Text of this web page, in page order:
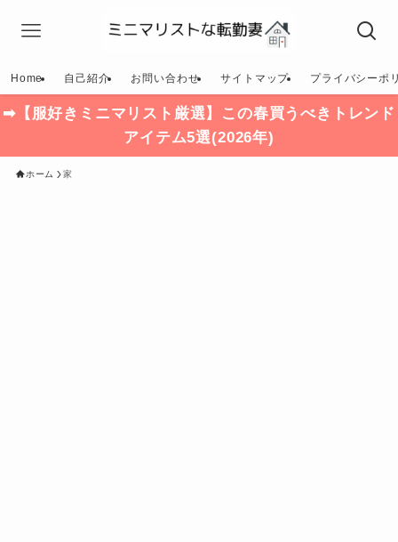
Home 自己紹介 お問い合わせ サイトマップ プライバシーポ
➡【服好きミニマリスト厳選】この春買うべきトレンド
アイテム5選(2026年)
ホーム 家